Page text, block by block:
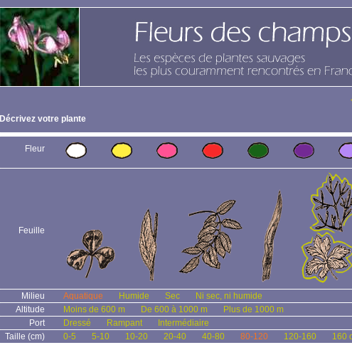
Décrivez votre plante
Fleur
Feuille
Milieu Aquatique Humide Sec
Ni sec, ni humide
Altitude
Moins de 600 m De 600 à 1000 m
Plus de 1000 m
Port
Dressé Rampant
Intermédiaire
Taille (cm)
0-5 5-10 10-20 20-40 40-80 80-120 120-160 160